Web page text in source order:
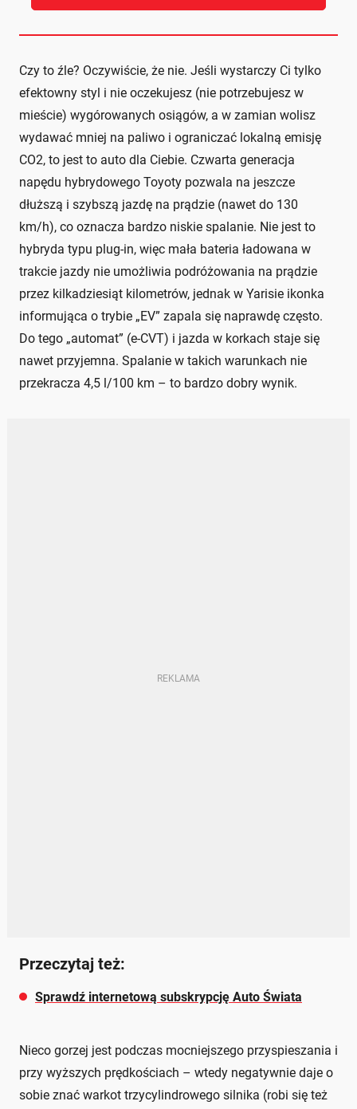
Czy to źle? Oczywiście, że nie. Jeśli wystarczy Ci tylko
efektowny styl i nie oczekujesz (nie potrzebujesz w
mieście) wygórowanych osiągów, a w zamian wolisz
wydawać mniej na paliwo i ograniczać lokalną emisję
CO2, to jest to auto dla Ciebie. Czwarta generacja
napędu hybrydowego Toyoty pozwala na jeszcze
dłuższą i szybszą jazdę na prądzie (nawet do 130
km/h), co oznacza bardzo niskie spalanie. Nie jest to
hybryda typu plug-in, więc mała bateria ładowana w
trakcie jazdy nie umożliwia podróżowania na prądzie
przez kilkadziesiąt kilometrów, jednak w Yarisie ikonka
informująca o trybie „EV” zapala się naprawdę często.
Do tego „automat” (e-CVT) i jazda w korkach staje się
nawet przyjemna. Spalanie w takich warunkach nie
przekracza 4,5 l/100 km – to bardzo dobry wynik.
Przeczytaj też:
Sprawdź internetową subskrypcję Auto Świata
Nieco gorzej jest podczas mocniejszego przyspieszania i
przy wyższych prędkościach – wtedy negatywnie daje o
sobie znać warkot trzycylindrowego silnika (robi się też